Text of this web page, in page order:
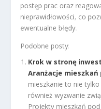
postęp prac oraz
nieprawidłowości, co
ewentualne błędy.
Podobne posty:
Krok w stronę
Aranżacje mieszkań
mieszkanie to nie
również wyzwanie
Projekty mieszkań